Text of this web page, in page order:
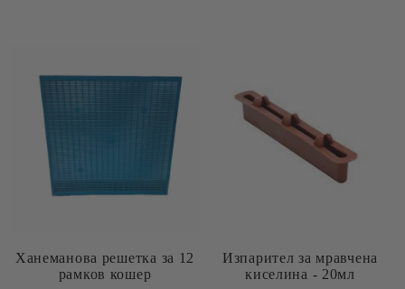
Ханеманова решетка за 12
рамков кошер
Изпарител за мравчена
киселина - 20мл